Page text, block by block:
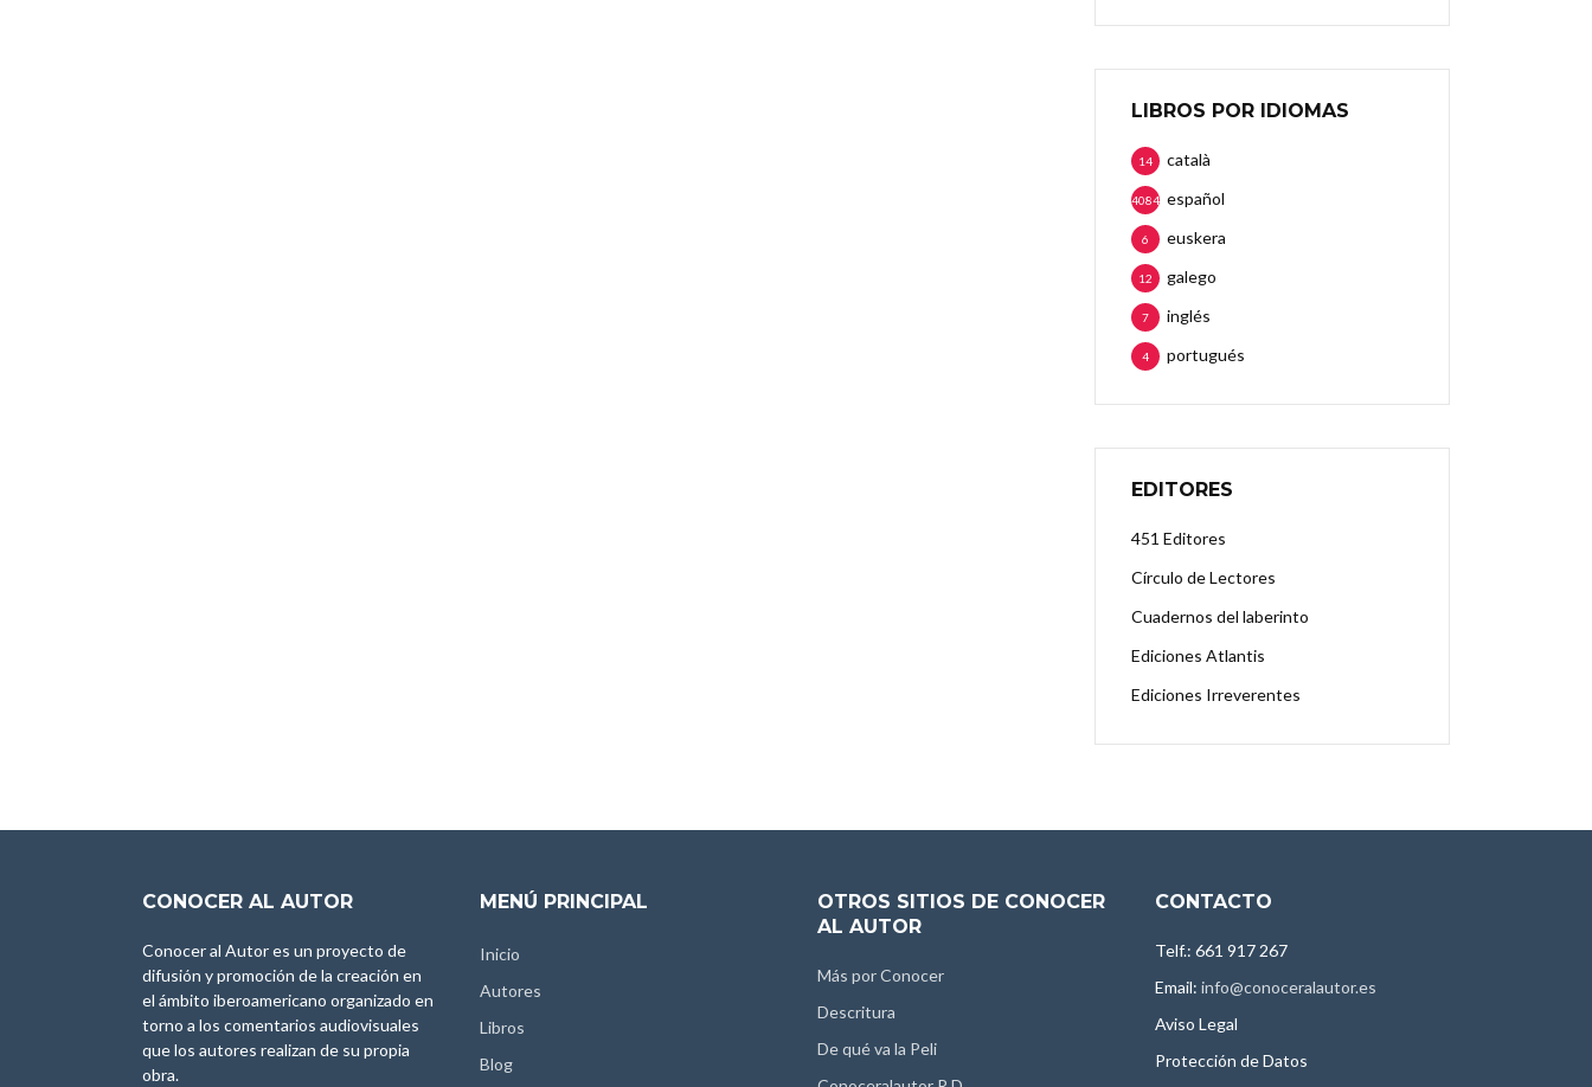
LIBROS POR IDIOMAS
català
14
español
4084
euskera
6
galego
12
inglés
7
portugués
4
EDITORES
451 Editores
Círculo de Lectores
Cuadernos del laberinto
Ediciones Atlantis
Ediciones Irreverentes
CONOCER AL AUTOR
Conocer al Autor es un proyecto de
difusión y promoción de la creación en
el ámbito iberoamericano organizado en
torno a los comentarios audiovisuales
que los autores realizan de su propia
obra.
MENÚ PRINCIPAL
Inicio
Autores
Libros
Blog
OTROS SITIOS DE CONOCER
AL AUTOR
Más por Conocer
Descritura
De qué va la Peli
CONTACTO
Telf.: 661 917 267
Email: info@conoceralautor.es
Aviso Legal
Protección de Datos